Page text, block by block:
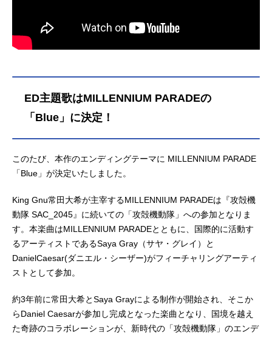
ED主題歌はMILLENNIUM PARADEの
「Blue」に決定！
このたび、本作のエンディングテーマに MILLENNIUM PARADE
「Blue」が決定いたしました。
King Gnu常田大希が主宰するMILLENNIUM PARADEは『攻殻機
動隊 SAC_2045』に続いての「攻殻機動隊」への参加となりま
す。本楽曲はMILLENNIUM PARADEとともに、国際的に活動す
るアーティストであるSaya Gray（サヤ・グレイ）と
DanielCaesar(ダニエル・シーザー)がフィーチャリングアーティ
ストとして参加。
約3年前に常田大希とSaya Grayによる制作が開始され、そこか
らDaniel Caesarが参加し完成となった楽曲となり、国境を越え
た奇跡のコラボレーションが、新時代の「攻殻機動隊」のエンデ